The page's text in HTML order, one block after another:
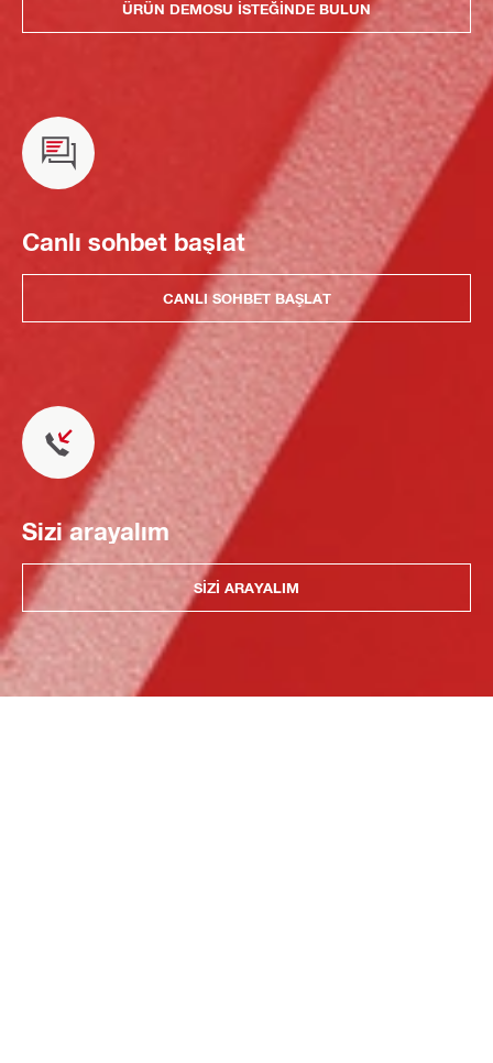
ÜRÜN DEMOSU ISTEĞINDE BULUN
Canlı sohbet başlat
CANLI SOHBET BAŞLAT
Sizi arayalım
SIZI ARAYALIM